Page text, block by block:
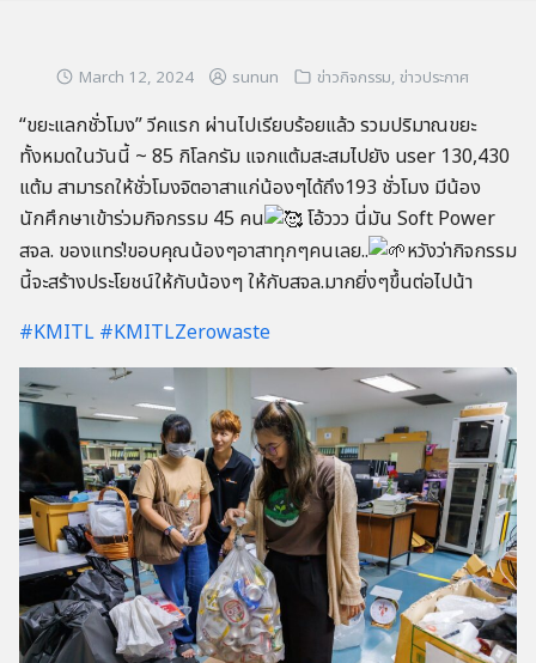
March 12, 2024 sunun ข่าวกิจกรรม, ข่าวประกาศ
“ขยะแลกชั่วโมง” วีคแรก ผ่านไปเรียบร้อยแล้ว รวมปริมาณขยะ
ทั้งหมดในวันนี้ ~ 85 กิโลกรัม แจกแต้มสะสมไปยัง user 130,430
แต้ม สามารถให้ชั่วโมงจิตอาสาแก่น้องๆได้ถึง193 ชั่วโมง มีน้อง
นักศึกษาเข้าร่วมกิจกรรม 45 คน
โอ้ววว นี่มัน Soft Power
สจล. ของแทร่!ขอบคุณน้องๆอาสาทุกๆคนเลย..
หวังว่ากิจกรรม
นี้จะสร้างประโยชน์ให้กับน้องๆ ให้กับสจล.มากยิ่งๆขึ้นต่อไปน้า
#KMITL #KMITLZerowaste